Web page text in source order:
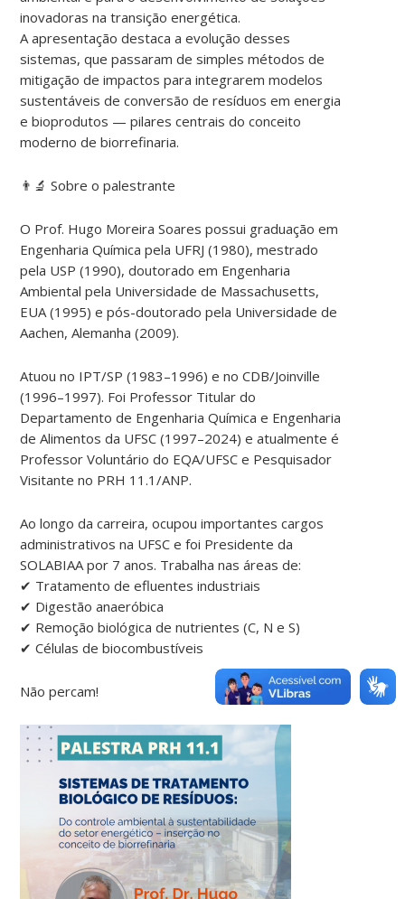
inovadoras na transição energética.
A apresentação destaca a evolução desses
sistemas, que passaram de simples métodos de
mitigação de impactos para integrarem modelos
sustentáveis de conversão de resíduos em energia
e bioprodutos — pilares centrais do conceito
moderno de biorrefinaria.
👨‍🔬 Sobre o palestrante
O Prof. Hugo Moreira Soares possui graduação em
Engenharia Química pela UFRJ (1980), mestrado
pela USP (1990), doutorado em Engenharia
Ambiental pela Universidade de Massachusetts,
EUA (1995) e pós-doutorado pela Universidade de
Aachen, Alemanha (2009).
Atuou no IPT/SP (1983–1996) e no CDB/Joinville
(1996–1997). Foi Professor Titular do
Departamento de Engenharia Química e Engenharia
de Alimentos da UFSC (1997–2024) e atualmente é
Professor Voluntário do EQA/UFSC e Pesquisador
Visitante no PRH 11.1/ANP.
Ao longo da carreira, ocupou importantes cargos
administrativos na UFSC e foi Presidente da
SOLABIAA por 7 anos. Trabalha nas áreas de:
✔ Tratamento de efluentes industriais
✔ Digestão anaeróbica
✔ Remoção biológica de nutrientes (C, N e S)
✔ Células de biocombustíveis
Não percam!